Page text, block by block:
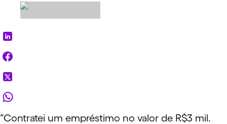
“Contratei um empréstimo no valor de R$3 mil.